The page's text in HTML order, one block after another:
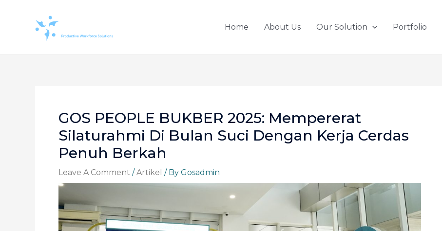
Home About Us Our Solution Portfolio
GOS PEOPLE BUKBER 2025: Mempererat
Silaturahmi Di Bulan Suci Dengan Kerja Cerdas
Penuh Berkah
Leave A Comment /Artikel / By Gosadmin